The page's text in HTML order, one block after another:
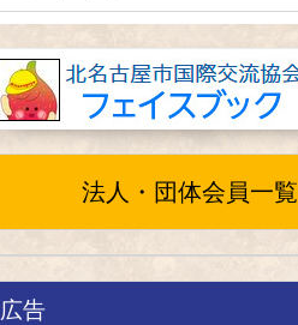
法人・団体会員一覧
広告